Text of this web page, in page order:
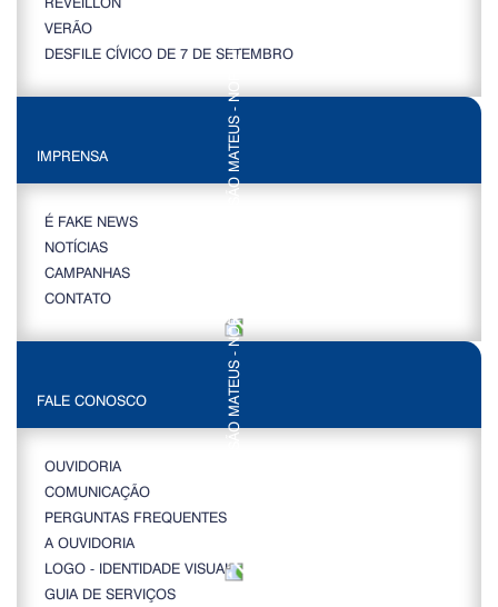
VERÃO
DESFILE CÍVICO DE 7 DE SETEMBRO
IMPRENSA
É FAKE NEWS
NOTÍCIAS
CAMPANHAS
CONTATO
FALE CONOSCO
OUVIDORIA
COMUNICAÇÃO
PERGUNTAS FREQUENTES
A OUVIDORIA
LOGO - IDENTIDADE VISUAL
GUIA DE SERVIÇOS